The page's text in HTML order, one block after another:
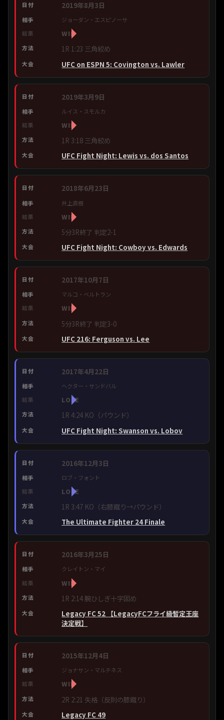
2019年8月3日
ジョーダン・エスピノーサ
WIN
1R 1:23 三角絞め
UFC on ESPN 5: Covington vs. Lawler
2019年3月9日
ルイス・スモルカ
WIN
1R 3:18 三角絞め
UFC Fight Night: Lewis vs. dos Santos
2018年6月23日
井上直樹
WIN
5分3R終了 判定2-1
UFC Fight Night: Cowboy vs. Edwards
2017年10月7日
マルコ・ベルトラン
WIN
5分3R終了 判定3-0
UFC 216: Ferguson vs. Lee
2017年4月22日
ヘクター・サンドバル
LOSE
1R 4:24 KO（パウンド）
UFC Fight Night: Swanson vs. Lobov
2016年12月3日
ロブ・フォント
LOSE
1R 3:47 KO（右膝蹴り→パウンド）
The Ultimate Fighter 24 Finale
2016年3月25日
クレイトン・マイ
WIN
1R 2:14 腕ひしぎ十字固め
Legacy FC 52 【LegacyFCフライ級暫定王座
決定戦】
2015年12月4日
ジョナサン・マルチネス
WIN
2R 2:21 失格（反則の膝蹴り）
Legacy FC 49